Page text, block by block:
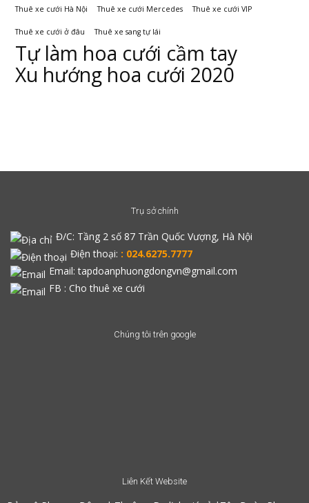
Thuê xe cưới Hà Nội Thuê xe cưới Mercedes Thuê xe cưới VIP
Thuê xe cưới ở đâu Thuê xe sang tự lái
Tự làm hoa cưới cầm tay
Xu hướng hoa cưới 2020
Trụ sở chính
Đ/C: Tầng 2 số 87 Trần Quốc Vượng, Hà Nội
Điện thoại: : 024.6275.7777
Email: tapdoanphuongdongvn@gmail.com
FB : Cho thuê xe cưới
Chúng tôi trên google
Liên Kết Website